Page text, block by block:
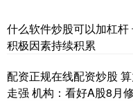
什么软件炒股可以加杠
积极因素持续积累
配资正规在线配资炒股
走强 机构：看好A股8月